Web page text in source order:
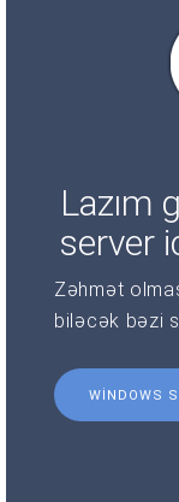
Lazım
server
Zəhmət
biləcək bəzi
WINDOWS